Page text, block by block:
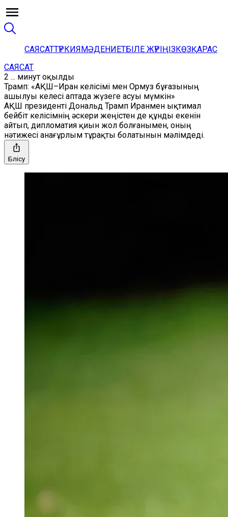
САЯСАТТҮРКИЯМӘДЕНИЕТБІЛЕ ЖҮРІҢІЗКӨЗҚАРАС
САЯСАТ
2 ... минут оқылды
Трамп: «АҚШ–Иран келісімі мен Ормуз бұғазының
ашылуы келесі аптада жүзеге асуы мүмкін»
АҚШ президенті Дональд Трамп Иранмен ықтимал
бейбіт келісімнің әскери жеңістен де құнды екенін
айтып, дипломатия қиын жол болғанымен, оның
нәтижесі анағұрлым тұрақты болатынын мәлімдеді.
Бөлісу